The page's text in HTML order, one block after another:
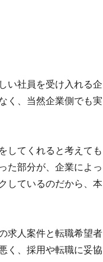
い社員を受け入れる企
く、当然企業側でも実
してくれると考えても
た部分が、企業によっ
しているのだから、本
求人案件と転職希望者
く、採用や転職に妥協